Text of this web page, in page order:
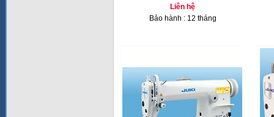
Liên hệ
Bảo hành : 12 tháng